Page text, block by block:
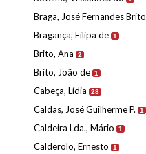
Braga, José Fernandes Brito
Bragança, Filipa de 1
Brito, Ana 2
Brito, João de 1
Cabeça, Lídia 28
Caldas, José Guilherme P. 1
Caldeira Lda., Mário 1
Calderolo, Ernesto 1